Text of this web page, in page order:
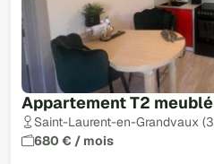
Appartement T2
Saint-Laurent-en-Grandvaux
680 € / mois